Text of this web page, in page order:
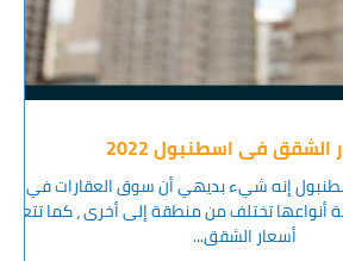
الشقق في اسطنبول 2022
إنه شيء بديهي أن سوق العقارات في أي
دولة حول العالم بكافة أنواعها تختلف من منطقة إلى أخرى ، كما تتعدد
أسعار الشقق...